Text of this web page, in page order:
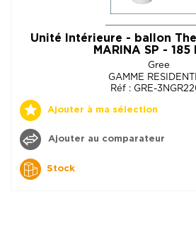
Unité Intérieure - ballon
MARINA SP -
Gree
GAMME
Réf : GRE-
Ajouter à ma sélection
Ajouter au comparateur
Stock